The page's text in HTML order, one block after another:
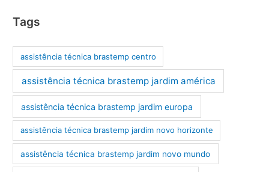
Tags
assistência técnica brastemp centro
assistência técnica brastemp jardim américa
assistência técnica brastemp jardim europa
assistência técnica brastemp jardim novo horizonte
assistência técnica brastemp jardim novo mundo